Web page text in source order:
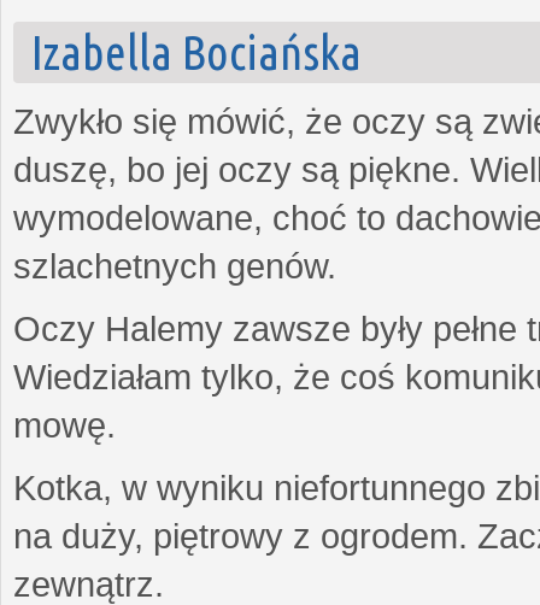
Izabella Bociańska
Zwykło się mówić, że oczy są
duszę, bo jej oczy są piękne.
wymodelowane, choć to
szlachetnych genów.
Oczy Halemy zawsze były
Wiedziałam tylko, że coś
mowę.
Kotka, w wyniku niefortunnego
na duży, piętrowy z ogrodem.
zewnątrz.